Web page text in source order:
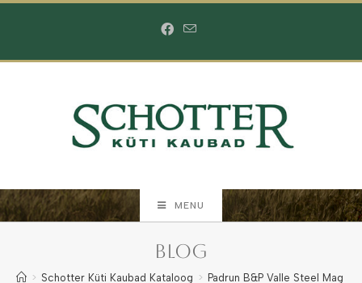
MENU
Blog
> Schotter Küti Kaubad Kataloog > Padrun B&P Valle Steel Mag 33